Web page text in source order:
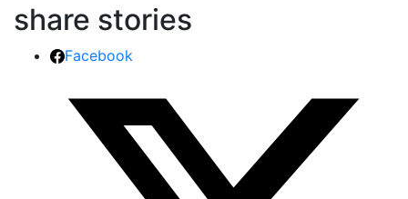
share stories
Facebook